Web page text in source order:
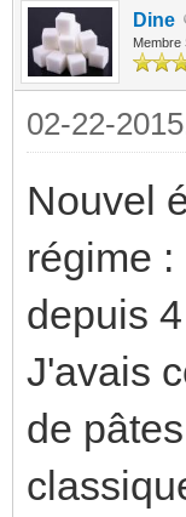
Dine
Membre
02-22-
Nouvel
régime
depuis
J'avais
de